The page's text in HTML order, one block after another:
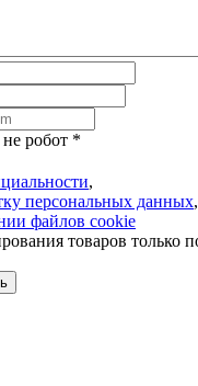
робот *
,
персональных данных,
файлов cookie
товаров только